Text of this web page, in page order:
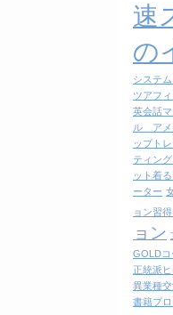
速
の
システム
ツアフ
英会話
ル アメ
ップト
ティング
ット着
ーター
ョン習
ョン
GOLDコ
正統派
異業種
書籍プ